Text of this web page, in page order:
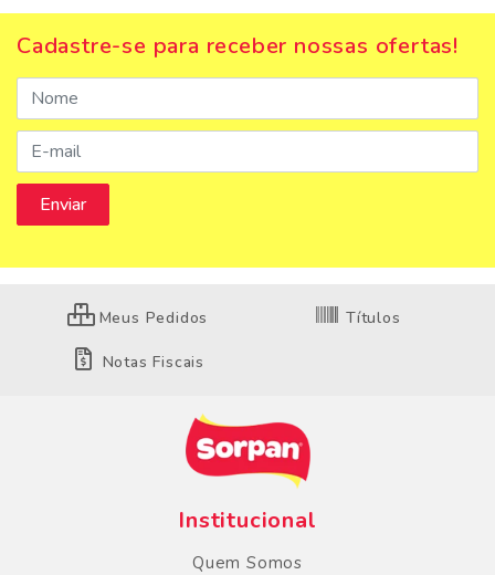
Cadastre-se para receber nossas ofertas!
Meus Pedidos Títulos
Notas Fiscais
Institucional
Quem Somos